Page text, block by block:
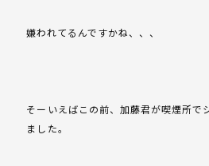
嫌われてるんですかね、、、
そーいえばこの前、加藤君が喫煙所で
ました。